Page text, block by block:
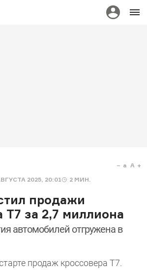
2025, 20:01 2 МИН.
a A
продажи
T7 за 2,7 миллиона
автомобилей отгружена в
продаж кроссовера T7.